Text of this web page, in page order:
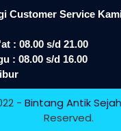
Customer Service
: 08.00 s/d 21.00
: 08.00 s/d 16.00
- Bintang Antik
Reserved.